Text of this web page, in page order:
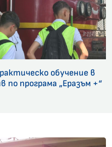
обучение в
програма „Еразъм +“